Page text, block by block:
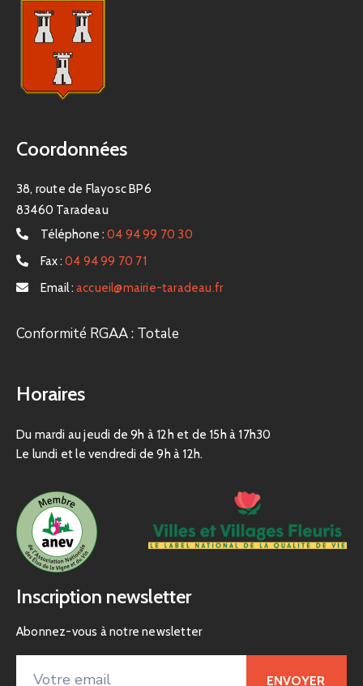
Coordonnées
38, route de Flayosc BP6
83460 Taradeau
Téléphone : 04 94 99 70 30
Fax : 04 94 99 70 71
Email : accueil@mairie-taradeau.fr
Conformité RGAA : Totale
Horaires
Du mardi au jeudi de 9h à 12h et de 15h à 17h30
Le lundi et le vendredi de 9h à 12h.
Inscription newsletter
Abonnez-vous à notre newsletter